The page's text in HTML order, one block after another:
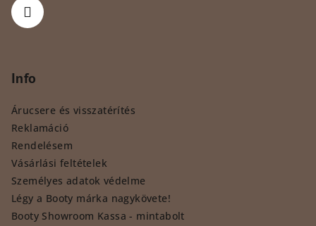
Info
Árucsere és visszatérítés
Reklamáció
Rendelésem
Vásárlási feltételek
Személyes adatok védelme
Légy a Booty márka nagykövete!
Booty Showroom Kassa - mintabolt